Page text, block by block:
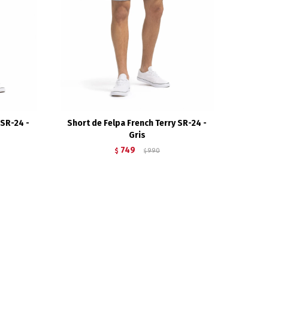
24 -
Short de Felpa French Terry SR-24 -
Gris
$ 749 $ 990